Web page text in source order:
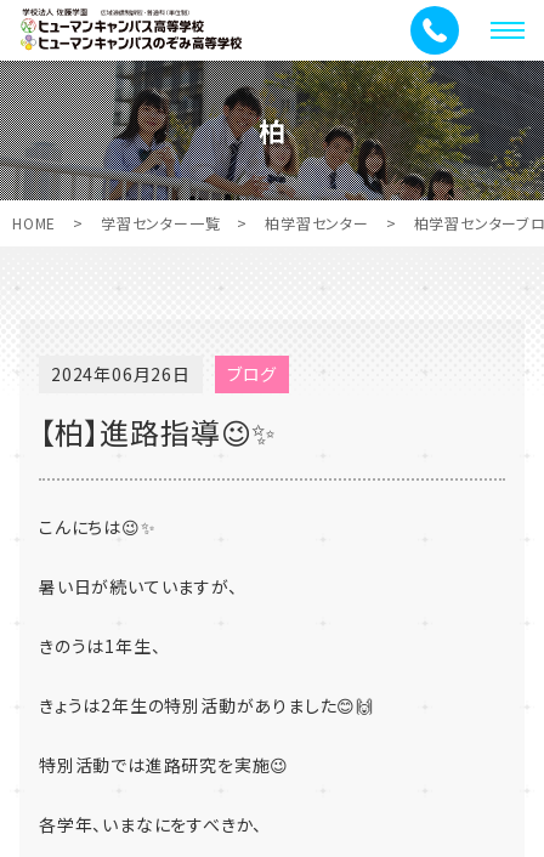
メ
ニ
ュ
ー
柏
HOME > 学習センター一覧 > 柏学習センター > 柏学習センターブ
2024年06月26日 ブログ
【柏】進路指導😉✨
こんにちは😉✨
暑い日が続いていますが、
きのうは1年生、
きょうは2年生の特別活動がありました😊🙌
特別活動では進路研究を実施😉
各学年、いまなにをすべきか、